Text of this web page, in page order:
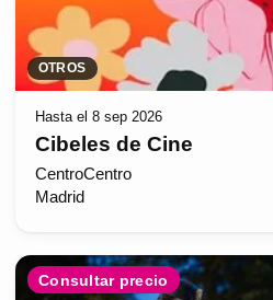
OTROS
Hasta el 8 sep 2026
Cibeles de Cine
CentroCentro
Madrid
Consultar precio